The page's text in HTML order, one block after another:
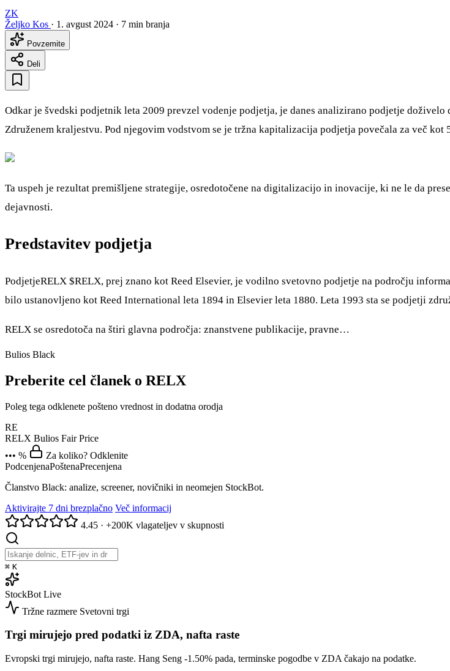
ZK
Željko Kos · 1. avgust 2024 · 7 min branja
Povzemite
Deli
Odkar je švedski podjetnik leta 2009 prevzel vodenje podjetja, je danes analizirano podjetje
Združenem kraljestvu. Pod njegovim vodstvom se je tržna kapitalizacija podjetja povečala za več
Ta uspeh je rezultat premišljene strategije, osredotočene na digitalizacijo in inovacije, ki ne le da
dejavnosti.
Predstavitev podjetja
PodjetjeRELX $RELX, prej znano kot Reed Elsevier, je vodilno svetovno podjetje na področju
bilo ustanovljeno kot Reed International leta 1894 in Elsevier leta 1880. Leta 1993 sta se podjetji
RELX se osredotoča na štiri glavna področja: znanstvene publikacije, pravne…
Bulios Black
Preberite cel članek o RELX
Poleg tega odklenete pošteno vrednost in dodatna orodja
RE
RELX Bulios Fair Price
••• %
Za koliko? Odklenite
PodcenjenaPoštenaPrecenjena
Članstvo Black: analize, screener, novičniki in neomejen StockBot.
Aktivirajte 7 dni brezplačno Več informacij
4.45 · +200K vlagateljev v skupnosti
⌘ K
StockBot Live
Tržne razmere Svetovni trgi
Trgi mirujejo pred podatki iz ZDA, nafta raste
Evropski trgi mirujejo, nafta raste. Hang Seng -1.50% pada, terminske pogodbe v ZDA čakajo na podatke.